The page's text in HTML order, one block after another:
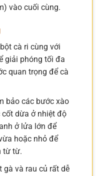
vào cuối cùng.
cà ri cùng với
giải phóng tối đa
quan trọng để cà
bảo các bước xào
dừa ở nhiệt độ
ở lửa lớn để
hoặc nhỏ để
từ từ.
và rau củ rất dễ